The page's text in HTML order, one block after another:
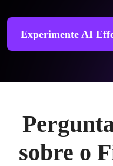
Experimente AI
sobre o